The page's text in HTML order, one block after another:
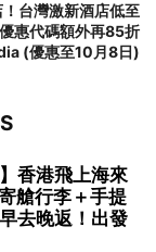
台灣激新酒店低至
惠代碼額外再85折
(優惠至10月8日)
香港飛上海來
艙行李＋手提
去晚返！出發